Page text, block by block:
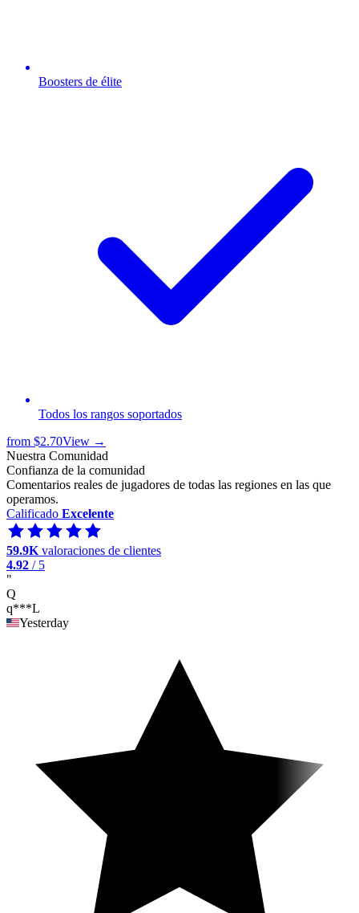
Boosters de élite
Todos los rangos soportados
from $2.70View →
Nuestra Comunidad
Confianza de la comunidad
Comentarios reales de jugadores de todas las regiones en las que
operamos.
Calificado Excelente
59.9K valoraciones de clientes
4.92 / 5
"
Q
q***L
Yesterday